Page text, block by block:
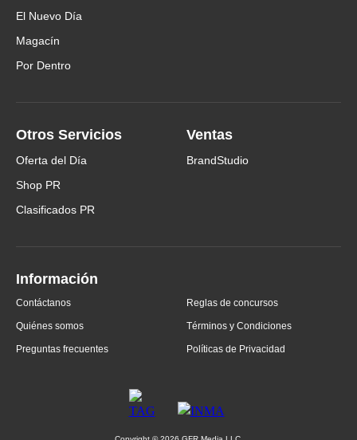
El Nuevo Día
Magacín
Por Dentro
Otros Servicios
Oferta del Día
Shop PR
Clasificados PR
Ventas
BrandStudio
Información
Contáctanos
Quiénes somos
Preguntas frecuentes
Reglas de concursos
Términos y Condiciones
Políticas de Privacidad